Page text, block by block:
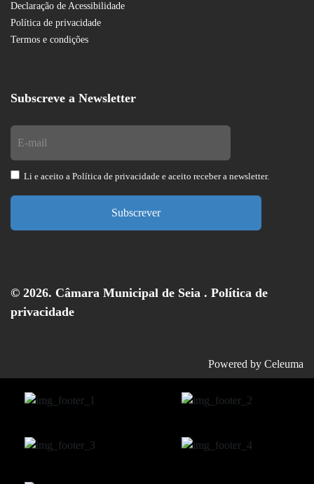
Declaração de Acessibilidade
Política de privacidade
Termos e condições
Subscreve a Newsletter
Li e aceito a Política de privacidade e aceito receber a newsletter.
Subscrever
© 2026. Câmara Municipal de Seia . Política de
privacidade
Powered by Celeuma